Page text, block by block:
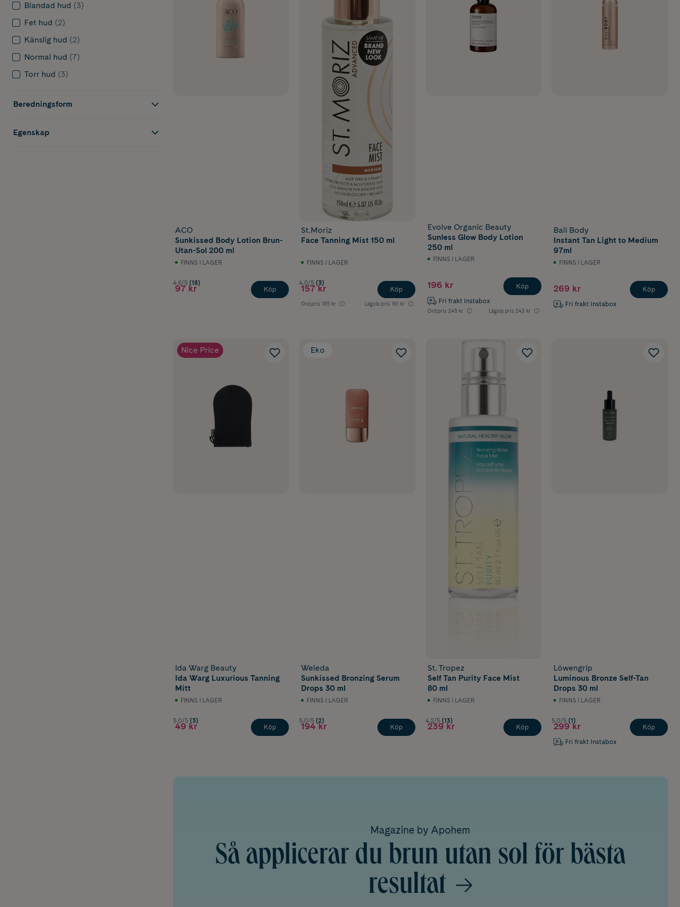
sol
Hur undviker jag fläckar från brun utan sol?
Blandad hud (3)
Fet hud (2)
Känslig hud (2)
Normal hud (7)
Torr hud (3)
Beredningsform
Egenskap
ACO
Sunkissed Body Lotion Brun-
Utan-Sol 200 ml
FINNS I LAGER
4.6/5 (18)
97 kr Köp
St.Moriz
Face Tanning Mist 150 ml
FINNS I LAGER
4.0/5 (3)
157 kr
Ord.pris 185 kr Lägsta pris 161 kr
Köp
Evolve Organic Beauty
Sunless Glow Body Lotion
250 ml
FINNS I LAGER
196 kr
Fri frakt Instabox
Ord.pris 245 kr Lägsta pris 243 kr
Köp
Bali Body
Instant Tan Light to Medium
97ml
FINNS I LAGER
269 kr
Fri frakt Instabox
Köp
Nice Price
Ida Warg Beauty
Ida Warg Luxurious Tanning
Mitt
FINNS I LAGER
5.0/5 (3)
49 kr Köp
Eko
Weleda
Sunkissed Bronzing Serum
Drops 30 ml
FINNS I LAGER
5.0/5 (2)
194 kr Köp
St. Tropez
Self Tan Purity Face Mist
80 ml
FINNS I LAGER
4.2/5 (13)
239 kr Köp
Löwengrip
Luminous Bronze Self-Tan
Drops 30 ml
FINNS I LAGER
5.0/5 (1)
299 kr
Fri frakt Instabox
Köp
Magazine by Apohem
Så applicerar du brun utan sol för bästa
resultat